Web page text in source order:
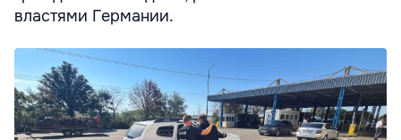
властями Германии.